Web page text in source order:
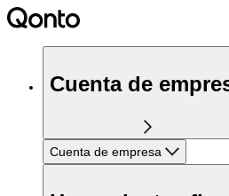
Cuenta de
Cuenta de empresa